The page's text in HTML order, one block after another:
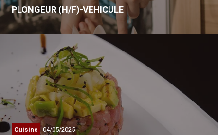
PLONGEUR (H/F)-VEHICULE
La particularité d’Adaptel est…
Cuisine 04/05/2025